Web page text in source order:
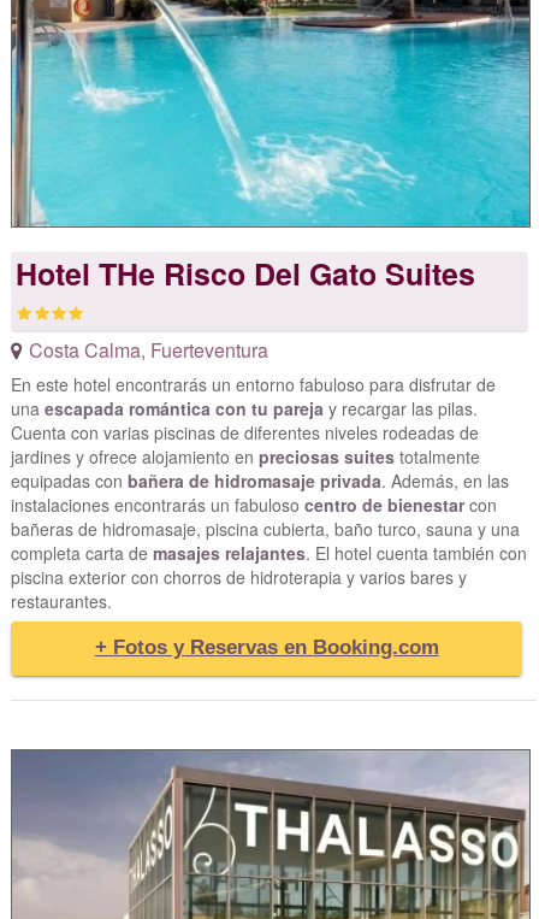
Hotel THe Risco Del Gato Suites
Costa Calma, Fuerteventura
En este hotel encontrarás un entorno fabuloso para disfrutar de
una escapada romántica con tu pareja y recargar las pilas.
Cuenta con varias piscinas de diferentes niveles rodeadas de
jardines y ofrece alojamiento en preciosas suitestotalmente
equipadas con bañera de hidromasaje privada. Además, en las
instalaciones encontrarás un fabuloso centro de bienestarcon
bañeras de hidromasaje, piscina cubierta, baño turco, sauna y una
completa carta de masajes relajantes. El hotel cuenta también con
piscina exterior con chorros de hidroterapia y varios bares y
restaurantes.
+ Fotos y Reservas en Booking.com